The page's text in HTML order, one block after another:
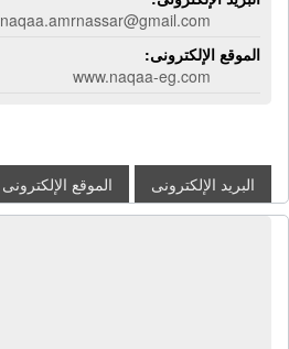
naqaa.amrnassar@gmail.com
الموقع الإلكترونى:
www.naqaa-eg.com
البريد الإلكترونى الموقع الإلكترونى